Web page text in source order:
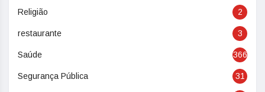
Religião 2
restaurante 3
Saúde 366
Segurança Pública 31